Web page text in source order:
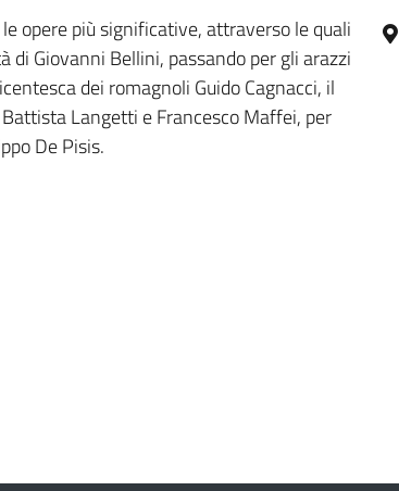
opere più significative, attraverso le quali
di Giovanni Bellini, passando per gli arazzi
dei romagnoli Guido Cagnacci, il
Langetti e Francesco Maffei, per
De Pisis.